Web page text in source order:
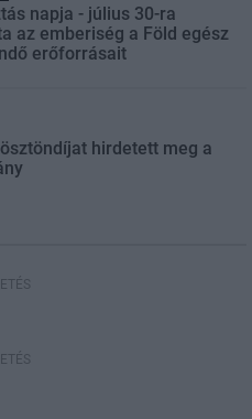
napja - július 30-ra
az emberiség a Föld egész
erőforrásait
hirdetett meg a